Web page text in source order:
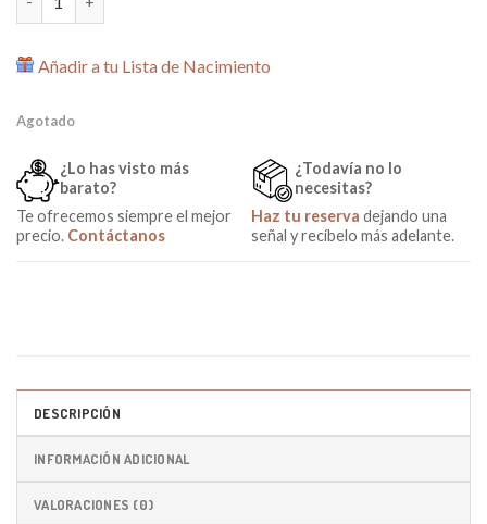
Añadir a tu Lista de Nacimiento
Agotado
¿Lo has visto más
barato?
Te ofrecemos siempre el mejor
precio. Contáctanos
¿Todavía no lo
necesitas?
Haz tu reserva dejando una
señal y recíbelo más adelante.
DESCRIPCIÓN
INFORMACIÓN ADICIONAL
VALORACIONES (0)